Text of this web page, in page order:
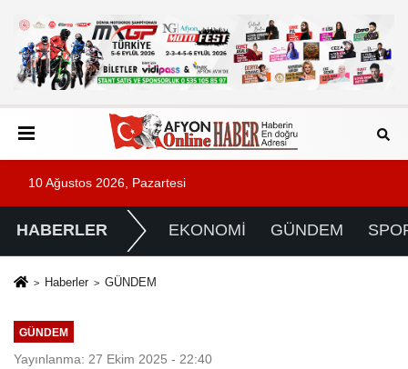
10 Ağustos 2026, Pazartesi
HABERLER EKONOMİ GÜNDEM
Haberler GÜNDEM
GÜNDEM
Yayınlanma: 27 Ekim 2025 - 22:40